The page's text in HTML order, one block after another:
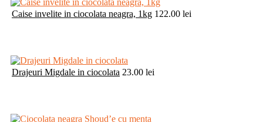
Caise invelite in ciocolata neagra, 1kg 122.00 lei
Drajeuri Migdale in ciocolata 23.00 lei